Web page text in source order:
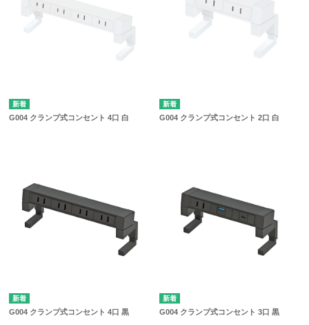
G004 クランプ式コンセント 4口 白 G004 クランプ式コンセント 2口 白
G004 クランプ式コンセント 4口 黒 G004 クランプ式コンセント 3口 黒